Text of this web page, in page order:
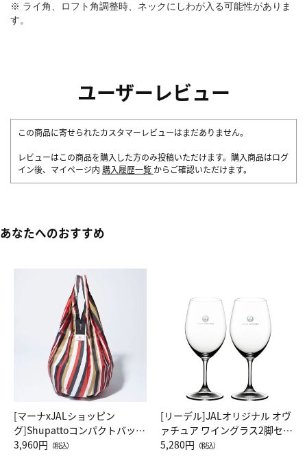
※ ライ角、ロフト角調整時、ネックにしわが入る可能性がありま
す。
ユーザーレビュー
この商品に寄せられたカスタマーレビューはまだありません。
レビューはこの商品を購入した方のみ投稿いただけます。購入商品はログ
イン後、マイページ内 購入履歴一覧 からご確認いただけます。
あなたへのおすすめ
[マーナxJALショッピン
グ]Shupattoコンパクトバッグ
Drop JAL客室乗務員（LC）ス
3,960円 （税込）
[リーデル]JALオリジナル オヴ
ァチュア ワイングラス2脚セッ
ト（レッドワイン）
5,280円 （税込）